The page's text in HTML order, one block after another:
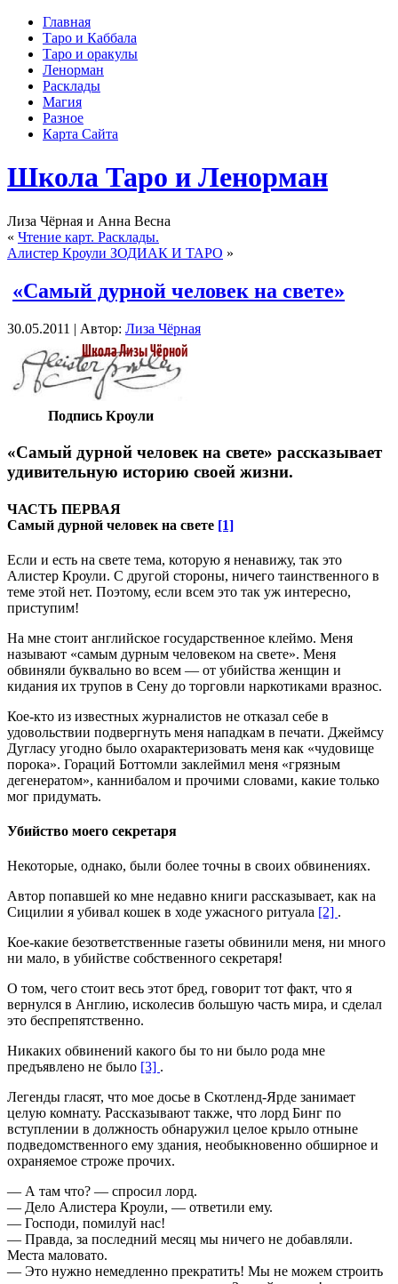
Главная
Таро и Каббала
Таро и оракулы
Ленорман
Расклады
Магия
Разное
Карта Сайта
Школа Таро и Ленорман
Лиза Чёрная и Анна Весна
« Чтение карт. Расклады.
Алистер Кроули ЗОДИАК И ТАРО »
«Самый дурной человек на свете»
30.05.2011 | Автор: Лиза Чёрная
Подпись Кроули
«Самый дурной человек на свете» рассказывает
удивительную историю своей жизни.
ЧАСТЬ ПЕРВАЯ
Самый дурной человек на свете [1]
Если и есть на свете тема, которую я ненавижу, так это
Алистер Кроули. С другой стороны, ничего таинственного в
теме этой нет. Поэтому, если всем это так уж интересно,
приступим!
На мне стоит английское государственное клеймо. Меня
называют «самым дурным человеком на свете». Меня
обвиняли буквально во всем — от убийства женщин и
кидания их трупов в Сену до торговли наркотиками вразнос.
Кое-кто из известных журналистов не отказал себе в
удовольствии подвергнуть меня нападкам в печати. Джеймсу
Дугласу угодно было охарактеризовать меня как «чудовище
порока». Гораций Боттомли заклеймил меня «грязным
дегенератом», каннибалом и прочими словами, какие только
мог придумать.
Убийство моего секретаря
Некоторые, однако, были более точны в своих обвинениях.
Автор попавшей ко мне недавно книги рассказывает, как на
Сицилии я убивал кошек в ходе ужасного ритуала [2] .
Кое-какие безответственные газеты обвинили меня, ни много
ни мало, в убийстве собственного секретаря!
О том, чего стоит весь этот бред, говорит тот факт, что я
вернулся в Англию, исколесив большую часть мира, и сделал
это беспрепятственно.
Никаких обвинений какого бы то ни было рода мне
предъявлено не было [3] .
Легенды гласят, что мое досье в Скотленд-Ярде занимает
целую комнату. Рассказывают также, что лорд Бинг по
вступлении в должность обнаружил целое крыло отныне
подведомственного ему здания, необыкновенно обширное и
охраняемое строже прочих.
— А там что? — спросил лорд.
— Дело Алистера Кроули, — ответили ему.
— Господи, помилуй нас!
— Правда, за последний месяц мы ничего не добавляли.
Места маловато.
— Это нужно немедленно прекратить! Мы не можем строить